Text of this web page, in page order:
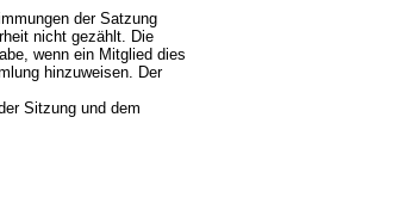
der Satzung
nicht gezählt. Die
wenn ein Mitglied dies
hinzuweisen. Der
Sitzung und dem